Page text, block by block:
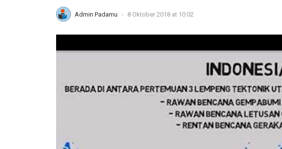
Admin Padamu - 8 Oktober 2018 at 10:02